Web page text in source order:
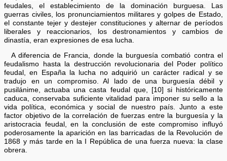
feudales, el establecimiento de la dominación burguesa. Las
guerras civiles, los pronunciamientos militares y golpes de Estado,
el constante tejer y destejer constituciones y alternar de períodos
liberales y reaccionarios, los destronamientos y cambios de
dinastía, eran expresiones de esa lucha.
A diferencia de Francia, donde la burguesía combatió contra el
feudalismo hasta la destrucción revolucionaria del Poder político
feudal, en España la lucha no adquirió un carácter radical y se
tradujo en un compromiso. Al lado de una burguesía débil y
pusilánime, actuaba una casta feudal que, [10] si históricamente
caduca, conservaba suficiente vitalidad para imponer su sello a la
vida política, económica y social de nuestro país. Junto a este
factor objetivo de la correlación de fuerzas entre la burguesía y la
aristocracia feudal, en la conclusión de este compromiso influyó
poderosamente la aparición en las barricadas de la Revolución de
1868 y más tarde en la I República de una fuerza nueva: la clase
obrera.